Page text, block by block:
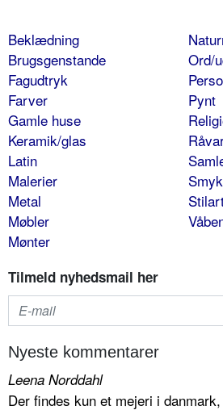
Beklædning
Brugsgenstande
Fagudtryk
Farver
Gamle huse
Keramik/glas
Latin
Malerier
Metal
Møbler
Mønter
Ord/
Pynt
Tilmeld nyhedsmail her
Nyeste kommentarer
Leena Norddahl
Der findes kun et mejeri i